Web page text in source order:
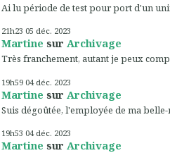
Ai lu période de test pour port d'un
21h23 05 déc. 2023
Martine sur Archivage
Très franchement, autant je peux
19h59 04 déc. 2023
Martine sur Archivage
Suis dégoûtée, l'employée de ma
19h53 04 déc. 2023
Martine sur Archivage